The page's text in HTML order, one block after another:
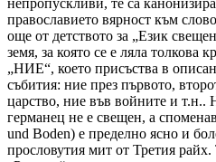
непропускливи, те са
православието вярност към
още от детството за „Език
земя, за която се е ляла толкова
„НИЕ“, което присъства в
събития: ние през първото,
царство, ние във войните и т.н..
германец не е свещен, а
und Boden) е пределно ясно и
прословутия мит от Третия райх.